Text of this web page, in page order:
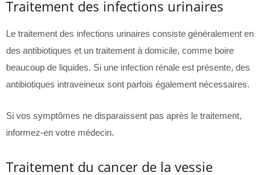
Traitement des infections urinaires
Le traitement des infections urinaires consiste généralement en
des antibiotiques et un traitement à domicile, comme boire
beaucoup de liquides. Si une infection rénale est présente, des
antibiotiques intraveineux sont parfois également nécessaires.
Si vos symptômes ne disparaissent pas après le traitement,
informez-en votre médecin.
Traitement du cancer de la vessie